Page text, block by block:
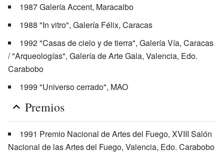
1987 Galería Accent, Maracaibo
1988 "In vitro", Galería Félix, Caracas
1992 "Casas de cielo y de tierra", Galería Vía, Caracas
/ "Arqueologías", Galería de Arte Gala, Valencia, Edo.
Carabobo
1999 "Universo cerrado", MAO
Premios
1991 Premio Nacional de Artes del Fuego, XVIII Salón
Nacional de las Artes del Fuego, Valencia, Edo. Carabobo